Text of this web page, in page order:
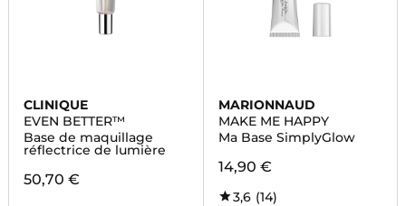
CLINIQUE
EVEN BETTER™
Base de maquillage
réflectrice de lumière
50,70 €
MARIONNAUD
MAKE ME HAPPY
Ma Base SimplyGlow
14,90 €
3,6 (14)